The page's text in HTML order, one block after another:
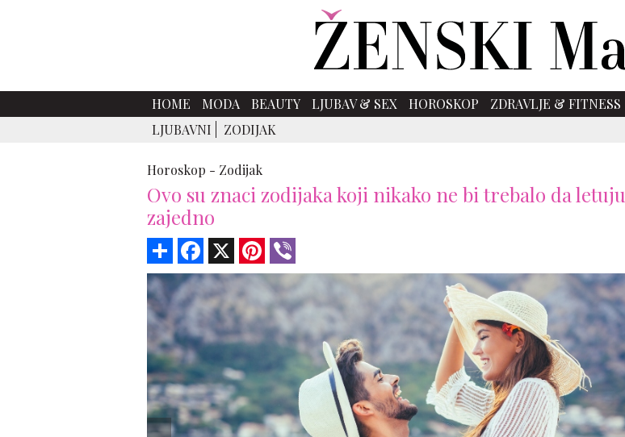
HOME MODA BEAUTY LJUBAV & SEX HOROSKOP ZDRAVLJE & FITNESS
LJUBAVNI
ZODIJAK
Horoskop - Zodijak
Ovo su znaci zodijaka koji nikako ne bi trebalo da letuju
zajedno
Share Facebook Pinterest